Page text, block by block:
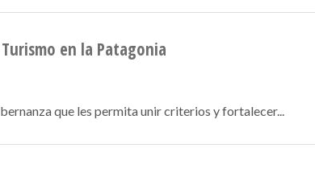
en la Patagonia
que les permita unir criterios y fortalecer...